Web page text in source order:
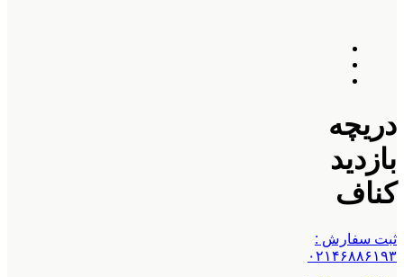
دریچه
بازدید
کناف
ثبت سفارش :
۰۲۱۴۶۸۸۶۱۹۳